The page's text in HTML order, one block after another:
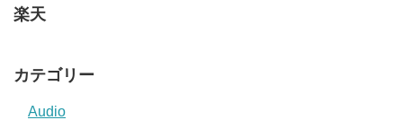
楽天
カテゴリー
Audio